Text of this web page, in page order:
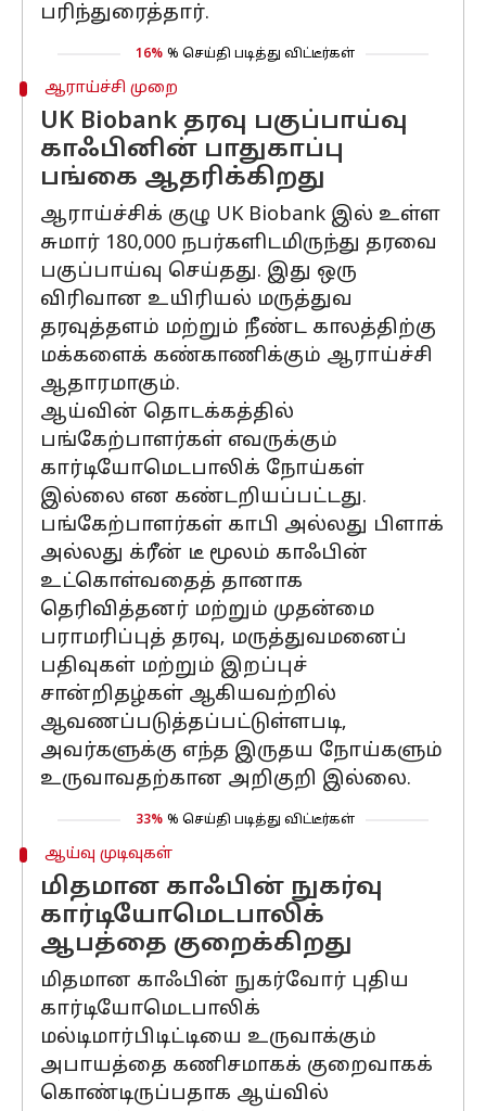
பரிந்துரைத்தார்.
16% % செய்தி படித்து விட்டீர்கள்
ஆராய்ச்சி முறை
UK Biobank தரவு பகுப்பாய்வு
காஃபினின் பாதுகாப்பு
பங்கை ஆதரிக்கிறது
ஆராய்ச்சிக் குழு UK Biobank இல் உள்ள
சுமார் 180,000 நபர்களிடமிருந்து தரவை
பகுப்பாய்வு செய்தது. இது ஒரு
விரிவான உயிரியல் மருத்துவ
தரவுத்தளம் மற்றும் நீண்ட காலத்திற்கு
மக்களைக் கண்காணிக்கும் ஆராய்ச்சி
ஆதாரமாகும்.
ஆய்வின் தொடக்கத்தில்
பங்கேற்பாளர்கள் எவருக்கும்
கார்டியோமெடபாலிக் நோய்கள்
இல்லை என கண்டறியப்பட்டது.
பங்கேற்பாளர்கள் காபி அல்லது பிளாக்
அல்லது க்ரீன் டீ மூலம் காஃபின்
உட்கொள்வதைத் தானாக
தெரிவித்தனர் மற்றும் முதன்மை
பராமரிப்புத் தரவு, மருத்துவமனைப்
பதிவுகள் மற்றும் இறப்புச்
சான்றிதழ்கள் ஆகியவற்றில்
ஆவணப்படுத்தப்பட்டுள்ளபடி,
அவர்களுக்கு எந்த இருதய நோய்களும்
உருவாவதற்கான அறிகுறி இல்லை.
33% % செய்தி படித்து விட்டீர்கள்
ஆய்வு முடிவுகள்
மிதமான காஃபின் நுகர்வு
கார்டியோமெடபாலிக்
ஆபத்தை குறைக்கிறது
மிதமான காஃபின் நுகர்வோர் புதிய
கார்டியோமெடபாலிக்
மல்டிமார்பிடிட்டியை உருவாக்கும்
அபாயத்தை கணிசமாகக் குறைவாகக்
கொண்டிருப்பதாக ஆய்வில்